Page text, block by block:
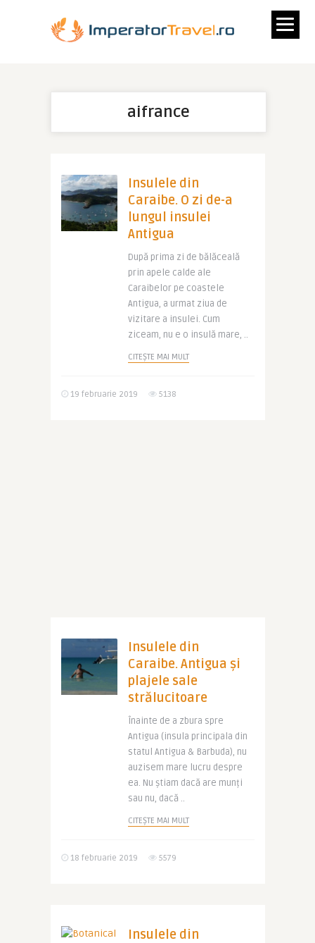
aifrance
Insulele din
Caraibe. O zi de-a
lungul insulei
Antigua
După prima zi de bălăceală
prin apele calde ale
Caraibelor pe coastele
Antigua, a urmat ziua de
vizitare a insulei. Cum
ziceam, nu e o insulă mare, ..
CITEȘTE MAI MULT
19 februarie 2019 5138
Insulele din
Caraibe. Antigua și
plajele sale
strălucitoare
Înainte de a zbura spre
Antigua (insula principala din
statul Antigua & Barbuda), nu
auzisem mare lucru despre
ea. Nu știam dacă are munți
sau nu, dacă ..
CITEȘTE MAI MULT
18 februarie 2019 5579
Insulele din